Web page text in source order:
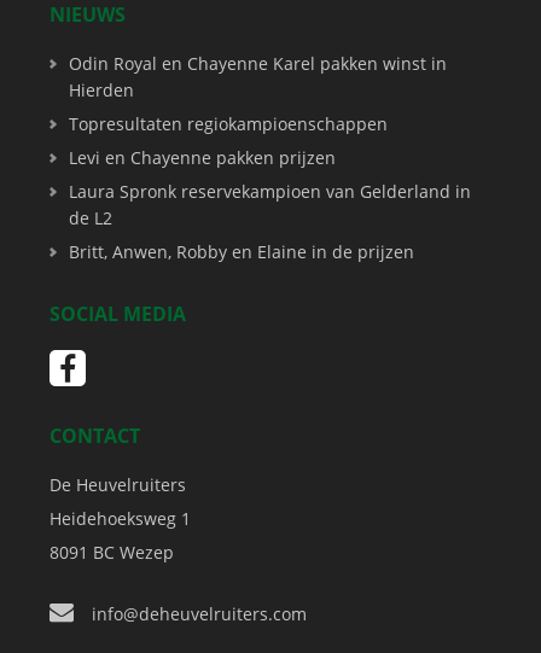
NIEUWS
Odin Royal en Chayenne Karel pakken winst in
Hierden
Topresultaten regiokampioenschappen
Levi en Chayenne pakken prijzen
Laura Spronk reservekampioen van Gelderland in
de L2
Britt, Anwen, Robby en Elaine in de prijzen
SOCIAL MEDIA
CONTACT
De Heuvelruiters
Heidehoeksweg 1
8091 BC Wezep
info@deheuvelruiters.com